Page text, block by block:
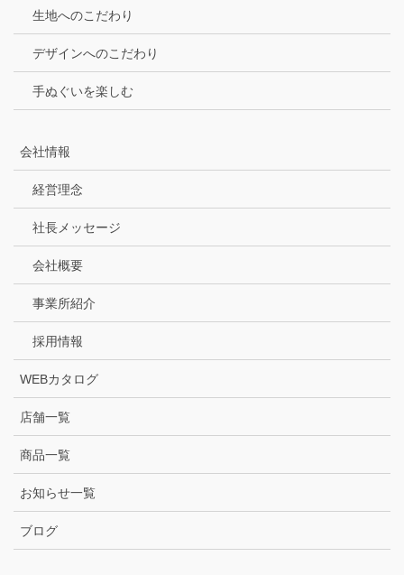
生地へのこだわり
デザインへのこだわり
手ぬぐいを楽しむ
会社情報
経営理念
社長メッセージ
会社概要
事業所紹介
採用情報
WEBカタログ
店舗一覧
商品一覧
お知らせ一覧
ブログ